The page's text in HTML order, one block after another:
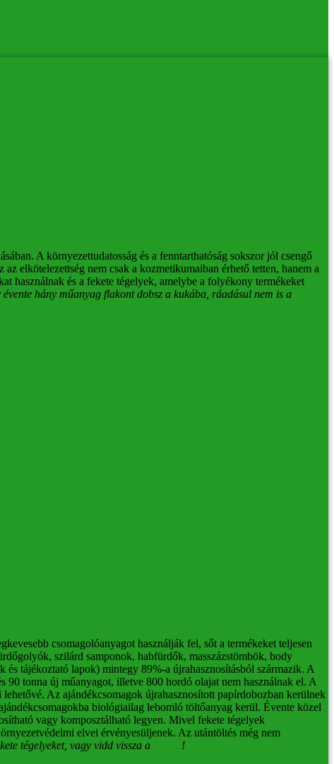
A környezettudatosság és a fenntarthatóság sokszor jól csengő
elkötelezettség nem csak a kozmetikumaiban érhető tetten, hanem a
használnak és a fekete tégelyek, amelybe a folyékony termékeket
évente hány műanyag flakont dobsz a kukába, ráadásul nem is a
csomagolóanyagot használják fel, sőt a termékeket teljesen
szilárd samponok, habfürdők, masszázstömbök, body
tájékoztató lapok) mintegy 89%-a újrahasznosításból származik. A
90 tonna új műanyagot, illetve 800 hordó olajat nem használnak el. A
lehetővé. Az ajándékcsomagok újrahasznosított papírdobozban kerülnek
biológiailag lebomló töltőanyag kerül. Évente közel
vagy komposztálható legyen. Mivel fekete tégelyek
elvei érvényesüljenek. Az utántöltés még nem
tégelyeket, vagy vidd vissza a !